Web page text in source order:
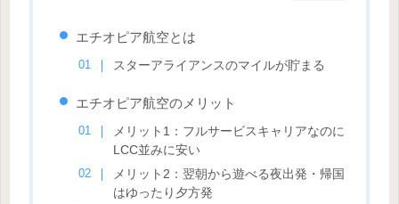
エチオピア航空とは
スターアライアンスのマイルが貯まる
エチオピア航空のメリット
メリット1：フルサービスキャリアなのに
LCC並みに安い
メリット2：翌朝から遊べる夜出発・帰国
はゆったり夕方発